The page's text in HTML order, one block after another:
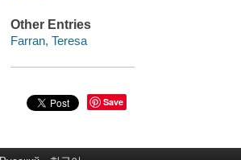
Other Entries
Farran, Teresa
Save